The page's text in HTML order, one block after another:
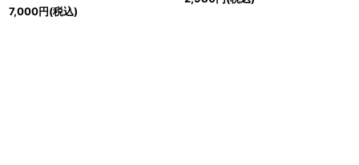
7,000円(税込)